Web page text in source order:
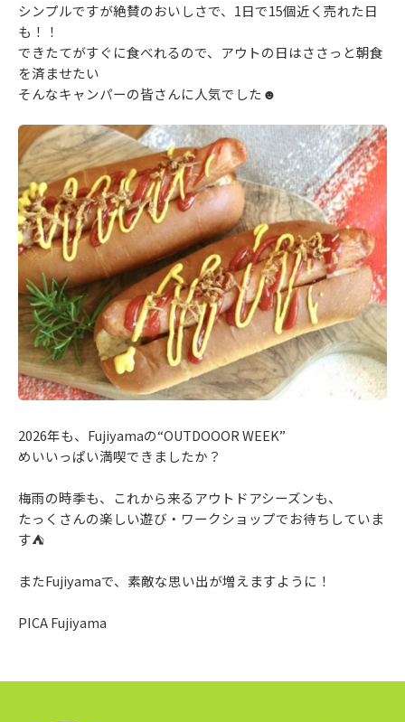
シンプルですが絶賛のおいしさで、1日で15個近く売れた日
も！！
できたてがすぐに食べれるので、アウトの日はささっと朝食
を済ませたい
そんなキャンパーの皆さんに人気でした☻
2026年も、Fujiyamaの“OUTDOOOR WEEK”
めいいっぱい満喫できましたか？
梅雨の時季も、これから来るアウトドアシーズンも、
たっくさんの楽しい遊び・ワークショップでお待ちしていま
す⛺
またFujiyamaで、素敵な思い出が増えますように！
PICA Fujiyama